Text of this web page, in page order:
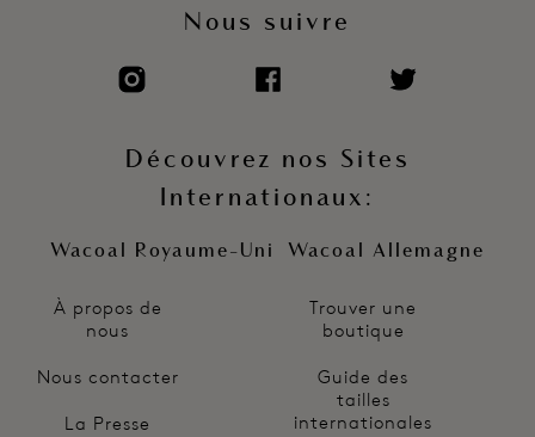
À propos de
nous
Nous contacter
La Presse
Nous suivre
Découvrez nos Sites
Internationaux:
Wacoal Royaume-Uni Wacoal Allemagne
Trouver une
boutique
Guide des
tailles
internationales